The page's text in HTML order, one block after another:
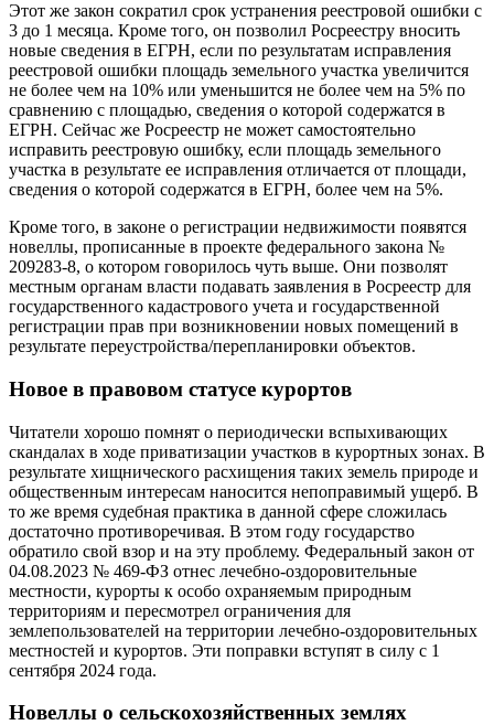
Этот же закон сократил срок устранения реестровой ошибки с
3 до 1 месяца. Кроме того, он позволил Росреестру вносить
новые сведения в ЕГРН, если по результатам исправления
реестровой ошибки площадь земельного участка увеличится
не более чем на 10% или уменьшится не более чем на 5% по
сравнению с площадью, сведения о которой содержатся в
ЕГРН. Сейчас же Росреестр не может самостоятельно
исправить реестровую ошибку, если площадь земельного
участка в результате ее исправления отличается от площади,
сведения о которой содержатся в ЕГРН, более чем на 5%.
Кроме того, в законе о регистрации недвижимости появятся
новеллы, прописанные в проекте федерального закона №
209283-8, о котором говорилось чуть выше. Они позволят
местным органам власти подавать заявления в Росреестр для
государственного кадастрового учета и государственной
регистрации прав при возникновении новых помещений в
результате переустройства/перепланировки объектов.
Новое в правовом статусе курортов
Читатели хорошо помнят о периодически вспыхивающих
скандалах в ходе приватизации участков в курортных зонах. В
результате хищнического расхищения таких земель природе и
общественным интересам наносится непоправимый ущерб. В
то же время судебная практика в данной сфере сложилась
достаточно противоречивая. В этом году государство
обратило свой взор и на эту проблему. Федеральный закон от
04.08.2023 № 469-ФЗ отнес лечебно-оздоровительные
местности, курорты к особо охраняемым природным
территориям и пересмотрел ограничения для
землепользователей на территории лечебно-оздоровительных
местностей и курортов. Эти поправки вступят в силу с 1
сентября 2024 года.
Новеллы о сельскохозяйственных землях